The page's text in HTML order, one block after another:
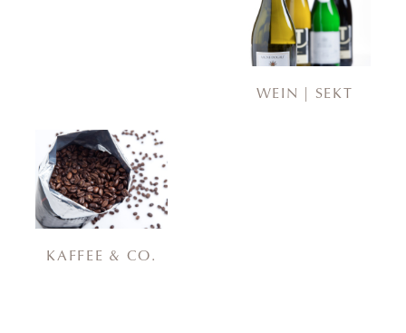
WEIN | SEKT
KAFFEE & CO.